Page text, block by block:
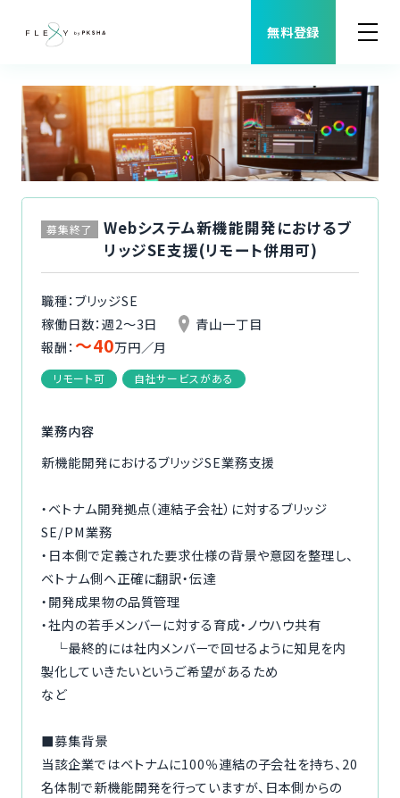
無料登録
案件検索
職種から案件を探す
よくある質問
福利厚生
ご利用者様の声
コーディネーター紹介
イベント/マガジン
法人の方
今すぐ無料で登録 ログイン
募集終了
Webシステム新機能開発におけるブ
リッジSE支援(リモート併用可)
職種：ブリッジSE
稼働日数：週2〜3日
青山一丁目
報酬： 〜40万円／月
リモート可 自社サービスがある
業務内容
新機能開発におけるブリッジSE業務支援
・ベトナム開発拠点（連結子会社）に対するブリッジ
SE/PM業務
・日本側で定義された要求仕様の背景や意図を整理し、
ベトナム側へ正確に翻訳・伝達
・開発成果物の品質管理
・社内の若手メンバーに対する育成・ノウハウ共有
└最終的には社内メンバーで回せるように知見を内
製化していきたいというご希望があるため
など
■募集背景
当該企業ではベトナムに100％連結の子会社を持ち、20
名体制で新機能開発を行っていますが、日本側からの